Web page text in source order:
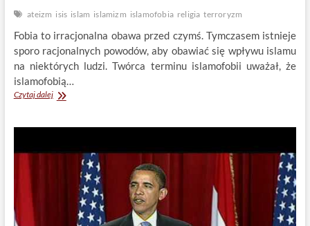
ateizm isis islam islamizm islamofobia religia terroryzm
Fobia to irracjonalna obawa przed czymś. Tymczasem istnieje
sporo racjonalnych powodów, aby obawiać się wpływu islamu
na niektórych ludzi. Twórca terminu islamofobii uważał, że
islamofobią…
Czytaj dalejCzy